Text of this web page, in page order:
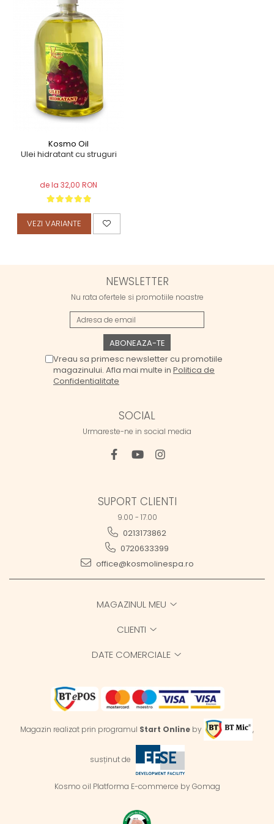
TERAPEUTIC
THAILANDEZ (LOMI-LOMI)
Kosmo Oil
Ulei hidratant cu struguri
de la 32,00 RON
VEZI VARIANTE
NEWSLETTER
Nu rata ofertele si promotiile noastre
Vreau sa primesc newsletter cu promotiile
magazinului. Afla mai multe in Politica de
Confidentialitate
SOCIAL
Urmareste-ne in social media
SUPORT CLIENTI
9.00 - 17.00
0213173862
0720633399
office@kosmolinespa.ro
MAGAZINUL MEU
CLIENTI
DATE COMERCIALE
Magazin realizat prin programul Start Online by ,
susținut de
Kosmo oil Platforma E-commerce by Gomag